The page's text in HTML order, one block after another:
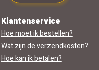
Klantenservice
Hoe moet ik bestellen?
Wat zijn de verzendkosten?
Hoe kan ik betalen?